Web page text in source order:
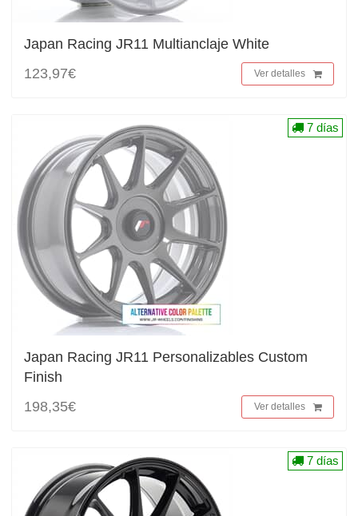
Japan Racing JR11 Multianclaje White
123,97€
Ver detalles
Japan Racing JR11 Personalizables Custom
Finish
198,35€
Ver detalles
7 días
7 días